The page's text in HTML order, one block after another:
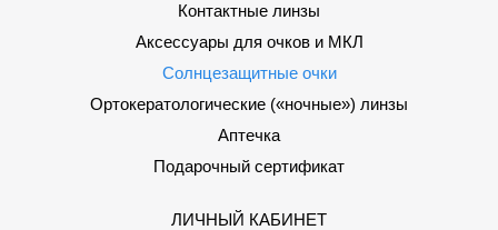
Контактные линзы
Аксессуары для очков и МКЛ
Солнцезащитные очки
Ортокератологические («ночные») линзы
Аптечка
Подарочный сертификат
ЛИЧНЫЙ КАБИНЕТ